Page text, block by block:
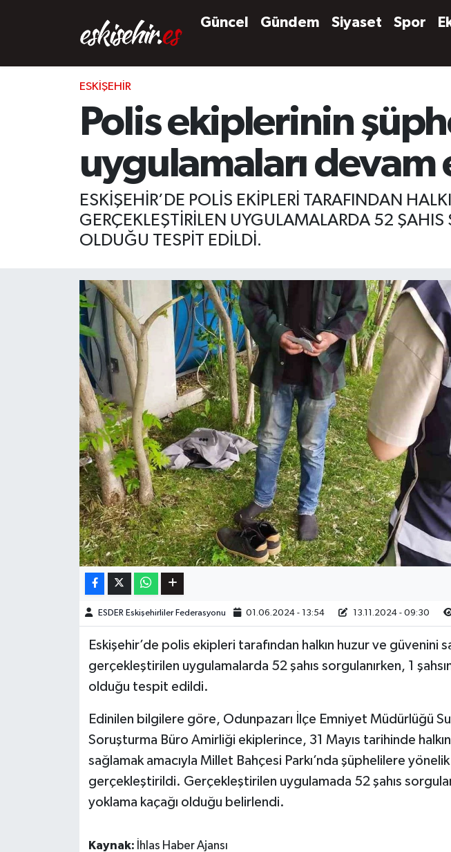
Güncel Gündem Siyaset Spor
ESKIŞEHIR
Polis ekiplerinin
uygulamaları devam
ESKİŞEHİR’DE POLİS EKİPLERİ TARAFINDAN
GERÇEKLEŞTİRİLEN UYGULAMALARDA 52
OLDUĞU TESPİT EDİLDİ.
ESDER Eskişehirliler Federasyonu 01.06.2024 - 13:54 13.11.2024 - 09:30
Eskişehir’de polis ekipleri tarafından halkın huzur ve güvenini
gerçekleştirilen uygulamalarda 52 şahıs sorgulanırken, 1
olduğu tespit edildi.
Edinilen bilgilere göre, Odunpazarı İlçe Emniyet Müdürlüğü
Soruşturma Büro Amirliği ekiplerince, 31 Mayıs tarihinde
sağlamak amacıyla Millet Bahçesi Parkı’nda şüphelilere
gerçekleştirildi. Gerçekleştirilen uygulamada 52 şahıs
yoklama kaçağı olduğu belirlendi.
Kaynak: İhlas Haber Ajansı